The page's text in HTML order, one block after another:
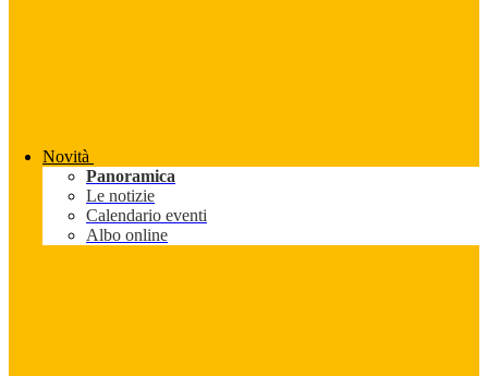
Novità
Panoramica
Le notizie
Calendario eventi
Albo online